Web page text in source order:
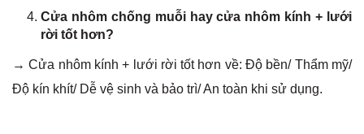
Cửa nhôm chống muỗi hay cửa nhôm kính + lưới
rời tốt hơn?
→ Cửa nhôm kính + lưới rời tốt hơn về: Độ bền/ Thẩm mỹ/
Độ kín khít/ Dễ vệ sinh và bảo trì/ An toàn khi sử dụng.